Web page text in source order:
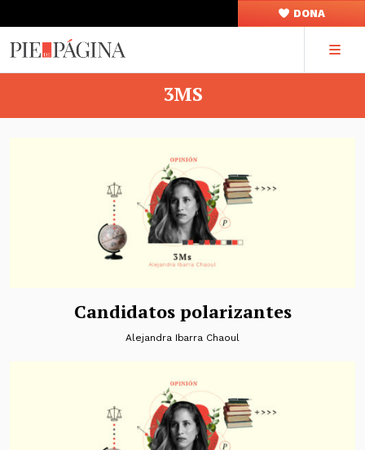
DONA
3MS
Candidatos polarizantes
Alejandra Ibarra Chaoul